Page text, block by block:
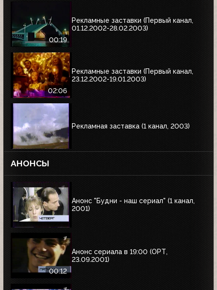
00:19
Рекламные заставки (Первый канал,
01.12.2002-28.02.2003)
02:06
Рекламные заставки (Первый канал,
23.12.2002-19.01.2003)
Рекламная заставка (1 канал, 2003)
АНОНСЫ
Анонс "Будни - наш сериал" (1 канал,
2001)
00:12
Анонс сериала в 19:00 (ОРТ,
23.09.2001)